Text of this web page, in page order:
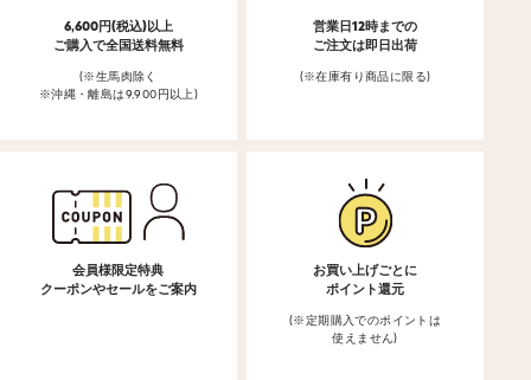
6,600円(税込)以上
ご購入で全国送料無料
(※生馬肉除く
※沖縄・離島は9,900円以上)
営業日12時までの
ご注文は即日出荷
(※在庫有り商品に限る)
会員様限定特典
クーポンやセールをご案内
お買い上げごとに
ポイント還元
(※定期購入でのポイントは
使えません)